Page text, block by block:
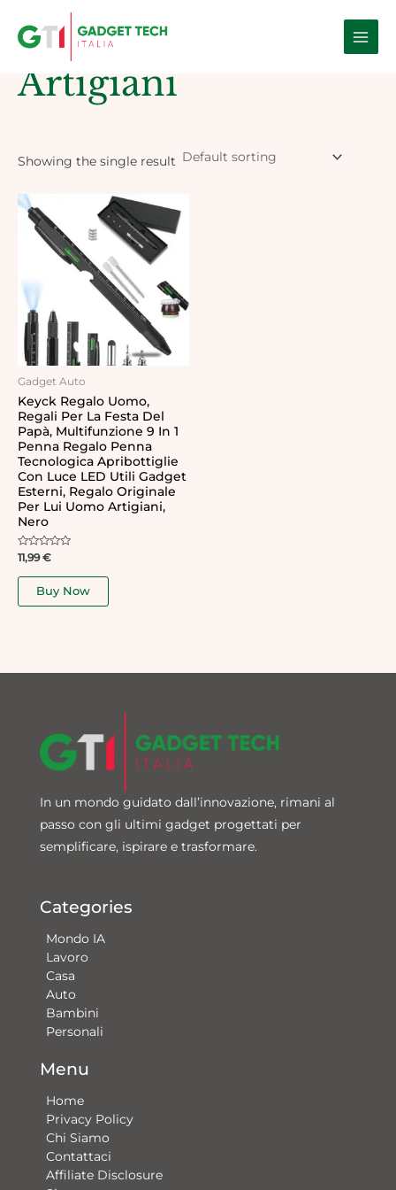
Main
Home / Products tagged “Artigiani”
Artigiani
Showing the single result
Gadget Auto
Keyck Regalo Uomo,
Regali Per La Festa Del
Papà, Multifunzione 9 In 1
Penna Regalo Penna
Tecnologica Apribottiglie
Con Luce LED Utili Gadget
Esterni, Regalo Originale
Per Lui Uomo Artigiani,
Nero
Rated
out
11,99€
Buy Now
In un mondo guidato dall’innovazione, rimani al
passo con gli ultimi gadget progettati per
semplificare, ispirare e trasformare.
Categories
Mondo IA
Lavoro
Casa
Auto
Bambini
Personali
Menu
Home
Privacy Policy
Chi Siamo
Contattaci​
Affiliate Disclosure